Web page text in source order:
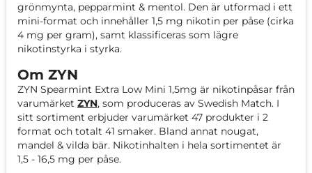
grönmynta, pepparmint & mentol. Den är utformad i ett
mini-format och innehåller 1,5 mg nikotin per påse (cirka
4 mg per gram), samt klassificeras som lägre
nikotinstyrka i styrka.
Om ZYN
ZYN Spearmint Extra Low Mini 1,5mg är nikotinpåsar från
varumärket ZYN, som produceras av Swedish Match. I
sitt sortiment erbjuder varumärket 47 produkter i 2
format och totalt 41 smaker. Bland annat nougat,
mandel & vilda bär. Nikotinhalten i hela sortimentet är
1,5 - 16,5 mg per påse.